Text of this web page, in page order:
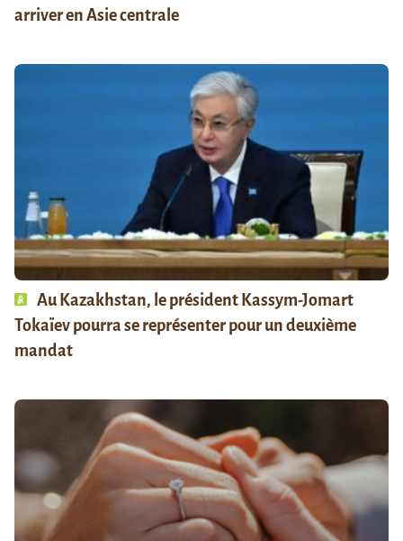
arriver en Asie centrale
Au Kazakhstan, le président Kassym-Jomart
Tokaïev pourra se représenter pour un deuxième
mandat